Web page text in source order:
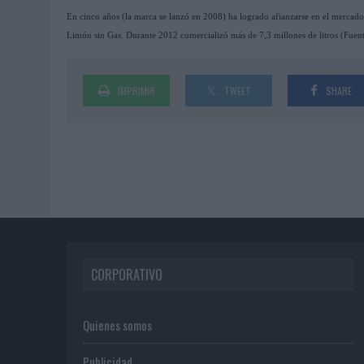
En cinco años (la marca se lanzó en 2008) ha logrado afianzarse en el
Limón sin Gas. Durante 2012 comercializó más de 7,3 millones de litros
IMPRIMIR TWEET SHARE
CORPORATIVO
Quienes somos